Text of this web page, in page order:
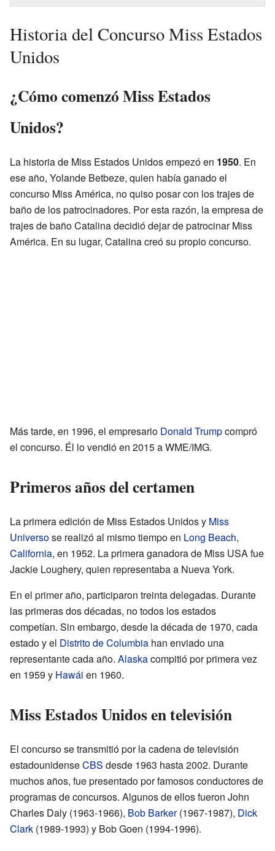
Historia del Concurso Miss Estados
Unidos
¿Cómo comenzó Miss Estados
Unidos?
La historia de Miss Estados Unidos empezó en 1950. En
ese año, Yolande Betbeze, quien había ganado el
concurso Miss América, no quiso posar con los trajes de
baño de los patrocinadores. Por esta razón, la empresa de
trajes de baño Catalina decidió dejar de patrocinar Miss
América. En su lugar, Catalina creó su propio concurso.
Más tarde, en 1996, el empresario Donald Trumpcompró
el concurso. Él lo vendió en 2015 a WME/IMG.
Primeros años del certamen
La primera edición de Miss Estados Unidos y Miss
Universose realizó al mismo tiempo en Long Beach,
California, en 1952. La primera ganadora de Miss USA fue
Jackie Loughery, quien representaba a Nueva York.
En el primer año, participaron treinta delegadas. Durante
las primeras dos décadas, no todos los estados
competían. Sin embargo, desde la década de 1970, cada
estado y el Distrito de Columbia han enviado una
representante cada año. Alaskacompitió por primera vez
en 1959 y Hawái en 1960.
Miss Estados Unidos en televisión
El concurso se transmitió por la cadena de televisión
estadounidenseCBS desde 1963 hasta 2002. Durante
muchos años, fue presentado por famosos conductores de
programas de concursos. Algunos de ellos fueron John
Charles Daly (1963-1966), Bob Barker(1967-1987), Dick
Clark (1989-1993) y Bob Goen (1994-1996).